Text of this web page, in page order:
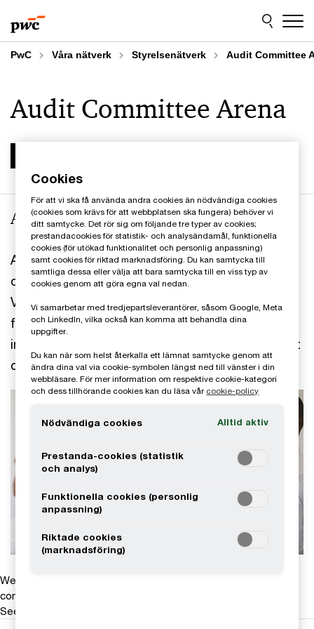
to
content
to
footer
PwC Våra nätverk Styrelsenätverk Audit Committee
Audit Committee Arena
AC Arena
AC Arena är PwC:s forum för styrelseledamöter,
och särskilt styrelseledamöter i revisionsutskott.
Vi fokuserar och delar med oss av erfarenheter i
frågor som är aktuella och viktiga för ledamöter
inom bolagsstyrning, finansiell rapportering, skatt
och mycket annat.
We help you meet tomorrow’s tech demands
compete at a speed that rewrites the rules
See how
Cookies
För att vi ska få använda andra cookies än nödvändiga cookies
(cookies som krävs för att webbplatsen ska fungera) behöver vi
ditt samtycke. Det rör sig om följande tre typer av cookies;
prestandacookies för statistik- och analysändamål, funktionella
cookies (för utökad funktionalitet och personlig anpassning)
samt cookies för riktad marknadsföring. Du kan samtycka till
samtliga dessa eller välja att bara samtycka till en viss typ av
cookies genom att göra egna val nedan.
Vi samarbetar med tredjepartsleverantörer, såsom Google, Meta
och LinkedIn, vilka också kan komma att behandla dina
uppgifter.
Du kan när som helst återkalla ett lämnat samtycke genom att
ändra dina val via cookie-symbolen längst ned till vänster i din
webbläsare. För mer information om respektive cookie-kategori
och dess tillhörande cookies kan du läsa vår cookie-policy
Nödvändiga cookies Alltid aktiv
Prestanda-cookies (statistik
och analys)
Funktionella cookies (personlig
anpassning)
Riktade cookies
(marknadsföring)